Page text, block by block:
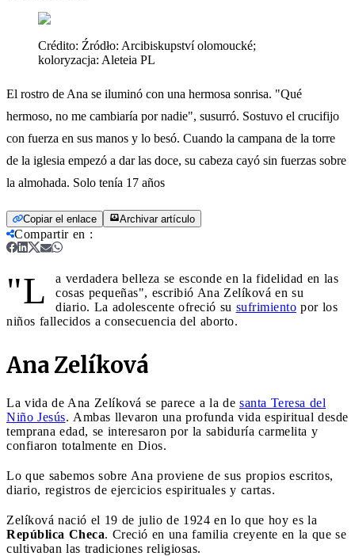
Crédito: Źródło: Arcibiskupství olomoucké;
koloryzacja: Aleteia PL
El rostro de Ana se iluminó con una hermosa sonrisa. "Qué
hermoso, no me cambiaría por nadie", susurró. Sostuvo el crucifijo
con fuerza en sus manos y lo besó. Cuando la campana de la torre
de la iglesia empezó a dar las doce, su cabeza cayó sin fuerzas sobre
la almohada. Solo tenía 17 años
Copiar el enlace Archivar artículo
Compartir en :
"L
a verdadera belleza se esconde en la fidelidad en las
cosas pequeñas", escribió Ana Zelíková en su
diario. La adolescente ofreció su sufrimiento por los
niños fallecidos a consecuencia del aborto.
Ana Zelíková
La vida de Ana Zelíková se parece a la de santa Teresa del
Niño Jesús. Ambas llevaron una profunda vida espiritual desde
temprana edad, se interesaron por la sabiduría carmelita y
confiaron totalmente en Dios.
Lo que sabemos sobre Ana proviene de sus propios escritos,
diario, registros de ejercicios espirituales y cartas.
Zelíková nació el 19 de julio de 1924 en lo que hoy es la
República Checa. Creció en una familia creyente en la que se
cultivaban las tradiciones religiosas.